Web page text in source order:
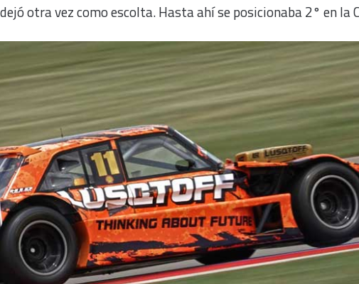
otra vez como escolta. Hasta ahí se posicionaba 2° en la